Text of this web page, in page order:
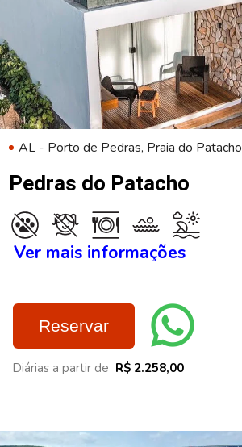
AL - Porto de Pedras, Praia do Patacho
Pedras do Patacho
Ver mais informações
Reservar
Diárias a partir de R$ 2.258,00